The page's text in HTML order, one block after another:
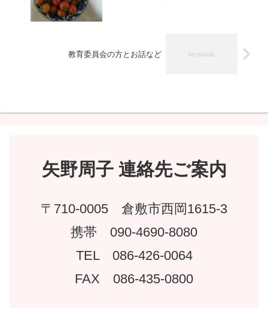
教育委員会の方とお話など
矢野周子 連絡先ご案内
〒710-0005 倉敷市西岡1615-3
携帯 090-4690-8080
TEL 086-426-0064
FAX 086-435-0800